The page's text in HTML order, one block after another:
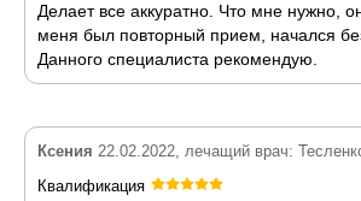
Делает все аккуратно. Что мне нужно,
меня был повторный прием, начался
Данного специалиста рекомендую.
Ксения 22.02.2022, лечащий врач:
Квалификация